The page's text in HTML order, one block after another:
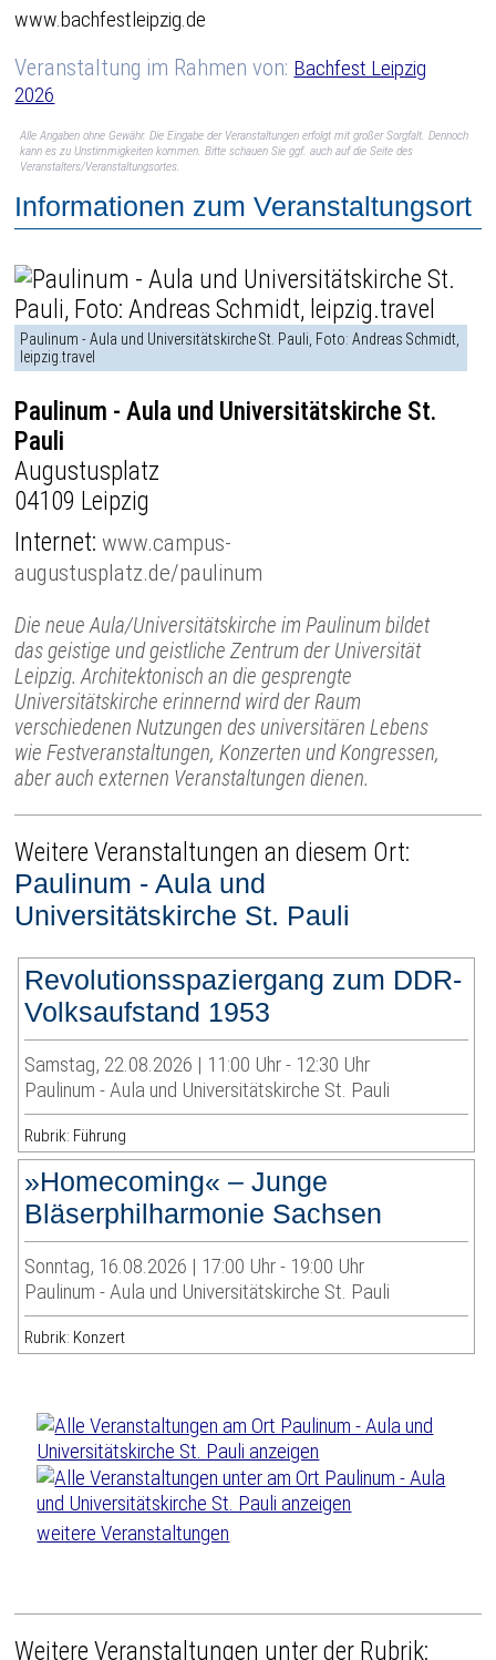
www.bachfestleipzig.de
Veranstaltung im Rahmen von: Bachfest Leipzig
2026
Alle Angaben ohne Gewähr. Die Eingabe der Veranstaltungen erfolgt mit großer Sorgfalt. Dennoch
kann es zu Unstimmigkeiten kommen. Bitte schauen Sie ggf. auch auf die Seite des
Veranstalters/Veranstaltungsortes.
Informationen zum Veranstaltungsort
Paulinum - Aula und Universitätskirche St. Pauli, Foto: Andreas Schmidt,
leipzig.travel
Paulinum - Aula und Universitätskirche St.
Pauli
Augustusplatz
04109 Leipzig
Internet:www.campus-
augustusplatz.de/paulinum
Die neue Aula/Universitätskirche im Paulinum bildet
das geistige und geistliche Zentrum der Universität
Leipzig. Architektonisch an die gesprengte
Universitätskirche erinnernd wird der Raum
verschiedenen Nutzungen des universitären Lebens
wie Festveranstaltungen, Konzerten und Kongressen,
aber auch externen Veranstaltungen dienen.
Weitere Veranstaltungen an diesem Ort:
Paulinum - Aula und
Universitätskirche St. Pauli
Revolutionsspaziergang zum DDR-
Volksaufstand 1953
Samstag, 22.08.2026 | 11:00 Uhr - 12:30 Uhr
Paulinum - Aula und Universitätskirche St. Pauli
Rubrik: Führung
»Homecoming« – Junge
Bläserphilharmonie Sachsen
Sonntag, 16.08.2026 | 17:00 Uhr - 19:00 Uhr
Paulinum - Aula und Universitätskirche St. Pauli
Rubrik: Konzert
weitere Veranstaltungen
Weitere Veranstaltungen unter der Rubrik: